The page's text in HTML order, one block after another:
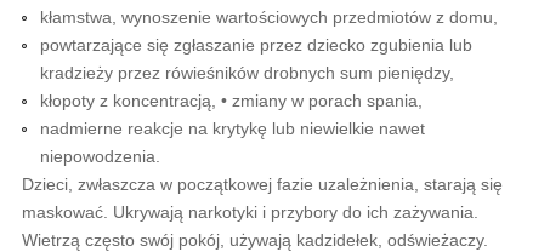
kłamstwa, wynoszenie wartościowych przedmiotów z domu,
powtarzające się zgłaszanie przez dziecko zgubienia lub
kradzieży przez rówieśników drobnych sum pieniędzy,
kłopoty z koncentracją, • zmiany w porach spania,
nadmierne reakcje na krytykę lub niewielkie nawet
niepowodzenia.
Dzieci, zwłaszcza w początkowej fazie uzależnienia, starają się
maskować. Ukrywają narkotyki i przybory do ich zażywania.
Wietrzą często swój pokój, używają kadzidełek, odświeżaczy.